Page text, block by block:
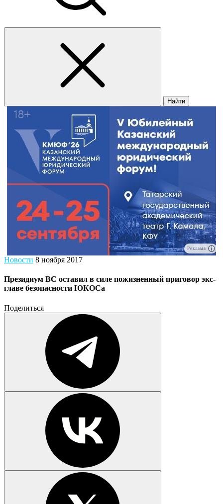
Найти
Реклама
Новости 8 ноября 2017
Президиум ВС оставил в силе пожизненный приговор экс-
главе безопасности ЮКОСа
Поделиться